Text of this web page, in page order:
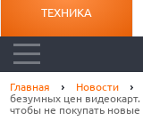
ТЕХНИКА
Главная Новости
безумных цен
чтобы не покупать новые